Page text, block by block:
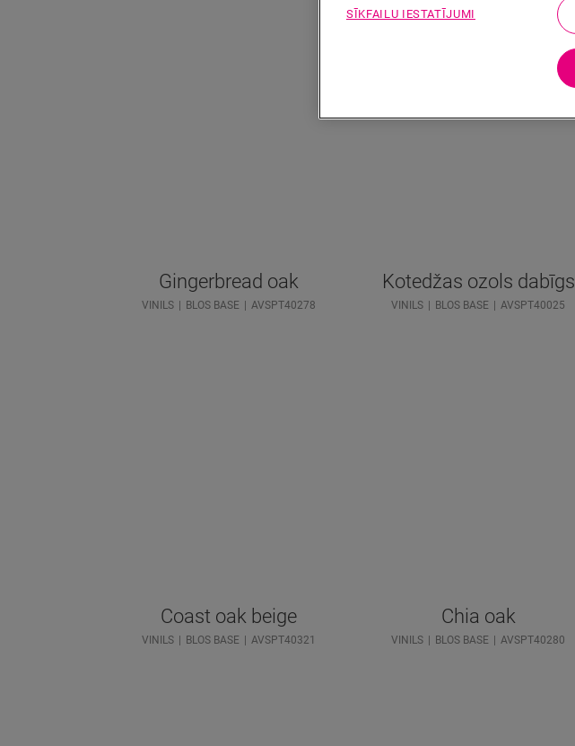
Gingerbread oak
VINILS BLOS BASE AVSPT40278
Kotedžas ozols dabīgs
VINILS BLOS BASE AVSPT40025
Coast oak beige
VINILS BLOS BASE AVSPT40321
Chia oak
VINILS BLOS BASE AVSPT40280
SĪKFAILU IESTATĪJUMI